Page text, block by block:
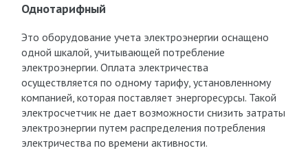
Однотарифный
Это оборудование учета электроэнергии оснащено
одной шкалой, учитывающей потребление
электроэнергии. Оплата электричества
осуществляется по одному тарифу, установленному
компанией, которая поставляет энергоресурсы. Такой
электросчетчик не дает возможности снизить затраты
электроэнергии путем распределения потребления
электричества по времени активности.